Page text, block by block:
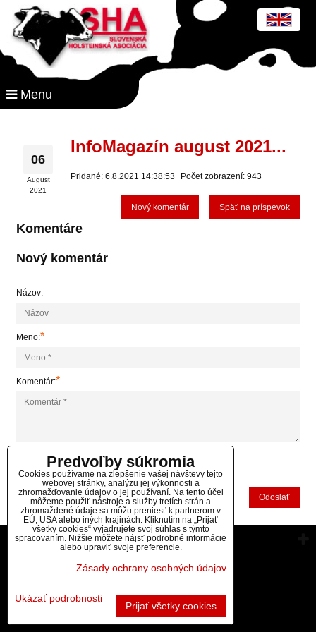
Menu
06
August
2021
InfoMagazín august 2021...
Pridané: 6.8.2021 14:38:53 Počet zobrazení: 943
Späť na príspevok
Nový komentár
Komentáre
Nový komentár
Názov:
Meno:*
Komentár:*
*(Povinné)
Odoslať
Vytvorené pomocou:BiznisWeb.sk
Predvoľby súkromia
Cookies používame na zlepšenie vašej návštevy tejto
webovej stránky, analýzu jej výkonnosti a
zhromažďovanie údajov o jej používaní. Na tento účel
môžeme použiť nástroje a služby tretích strán a
zhromaždené údaje sa môžu preniesť k partnerom v
EÚ, USA alebo iných krajinách. Kliknutím na „Prijať
všetky cookies“ vyjadrujete svoj súhlas s týmto
spracovaním. Nižšie môžete nájsť podrobné informácie
alebo upraviť svoje preferencie.
Zásady ochrany osobných údajov
Ukázať podrobnosti
Prijať všetky cookies